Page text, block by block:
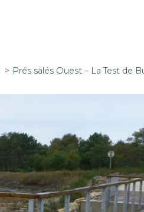
Prés salés Ouest – La Test de